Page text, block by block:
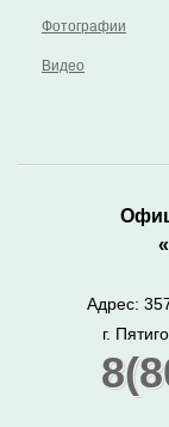
Фотографии
Видео
Адрес:
г.